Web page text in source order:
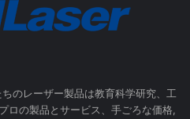
のレーザー製品は教育科学研究、工
ロの製品とサービス、手ごろな価格,